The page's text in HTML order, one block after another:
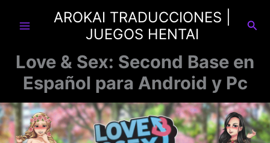
AROKAI TRADUCCIONES |
JUEGOS HENTAI
Love & Sex: Second Base en
Español para Android y Pc